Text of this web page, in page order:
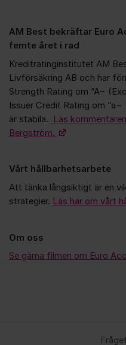
AM Best bekräftar Euro
femte året i rad
Kreditratinginstitutet AM
Livförsäkring AB och har
Strength Rating om ”A−
Issuer Credit Rating om
är stabila.
Läs
Bergström.
Vårt hållbarhetsarbete
Att tänka långsiktigt är en
strategier. Läs här om vårt
Om oss
Se gärna filmen om Euro